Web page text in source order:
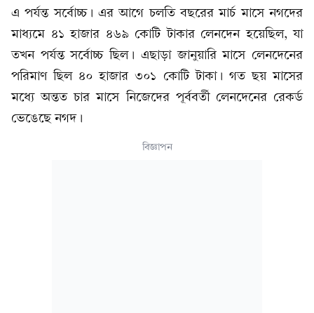
এ পর্যন্ত সর্বোচ্চ। এর আগে চলতি বছরের মার্চ মাসে নগদের
মাধ্যমে ৪১ হাজার ৪৬৯ কোটি টাকার লেনদেন হয়েছিল, যা
তখন পর্যন্ত সর্বোচ্চ ছিল। এছাড়া জানুয়ারি মাসে লেনদেনের
পরিমাণ ছিল ৪০ হাজার ৩০১ কোটি টাকা। গত ছয় মাসের
মধ্যে অন্তত চার মাসে নিজেদের পূর্ববর্তী লেনদেনের রেকর্ড
ভেঙেছে নগদ।
বিজ্ঞাপন